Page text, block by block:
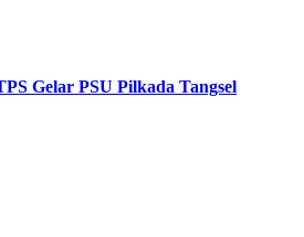
Gelar PSU Pilkada Tangsel